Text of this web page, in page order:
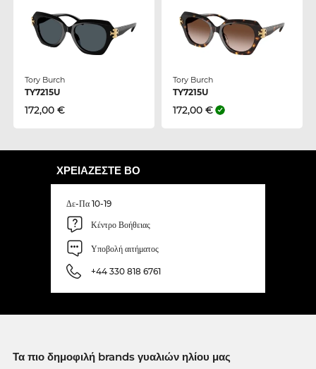
Tory Burch
TY7215U
172,00 €
Tory Burch
TY7215U
172,00 €
ΧΡΕΙΆΖΕΣΤΕ ΒΟ
Δε-Πα 10-19
Κέντρο Βοήθειας
Υποβολή αιτήματος
+44 330 818 6761
Τα πιο δημοφιλή brands γυαλιών ηλίου μας